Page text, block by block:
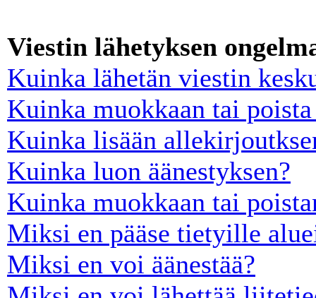
Viestin lähetyksen
Kuinka lähetän viestin
Kuinka muokkaan tai
Kuinka lisään
Kuinka luon äänestyksen?
Kuinka muokkaan tai
Miksi en pääse tietyille
Miksi en voi äänestää?